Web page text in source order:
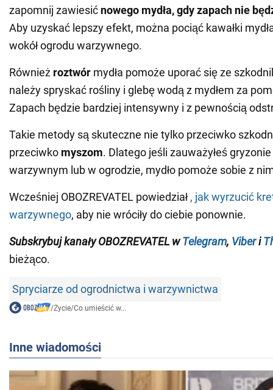
zapomnij zawiesić nowego mydła, gdy zapach nie
Aby uzyskać lepszy efekt, można pociąć kawałki
wokół ogrodu warzywnego.
Również roztwór mydła pomoże uporać się ze
należy spryskać rośliny i glebę wodą z mydłem za
Zapach będzie bardziej intensywny i z pewnością
Takie metody są skuteczne nie tylko przeciwko
przeciwko myszom. Dlatego jeśli zauważyłeś
warzywnym lub w ogrodzie, mydło pomoże sobie z
Wcześniej OBOZREVATEL powiedział , jak wyrzucić
warzywnego, aby nie wróciły do ciebie ponownie.
Subskrybuj kanały OBOZREVATEL w Telegram, Viberi
bieżąco.
Spryciarze od ogrodnictwa i warzywnictwa
/Życie/Co umieścić w...
Inne wiadomości